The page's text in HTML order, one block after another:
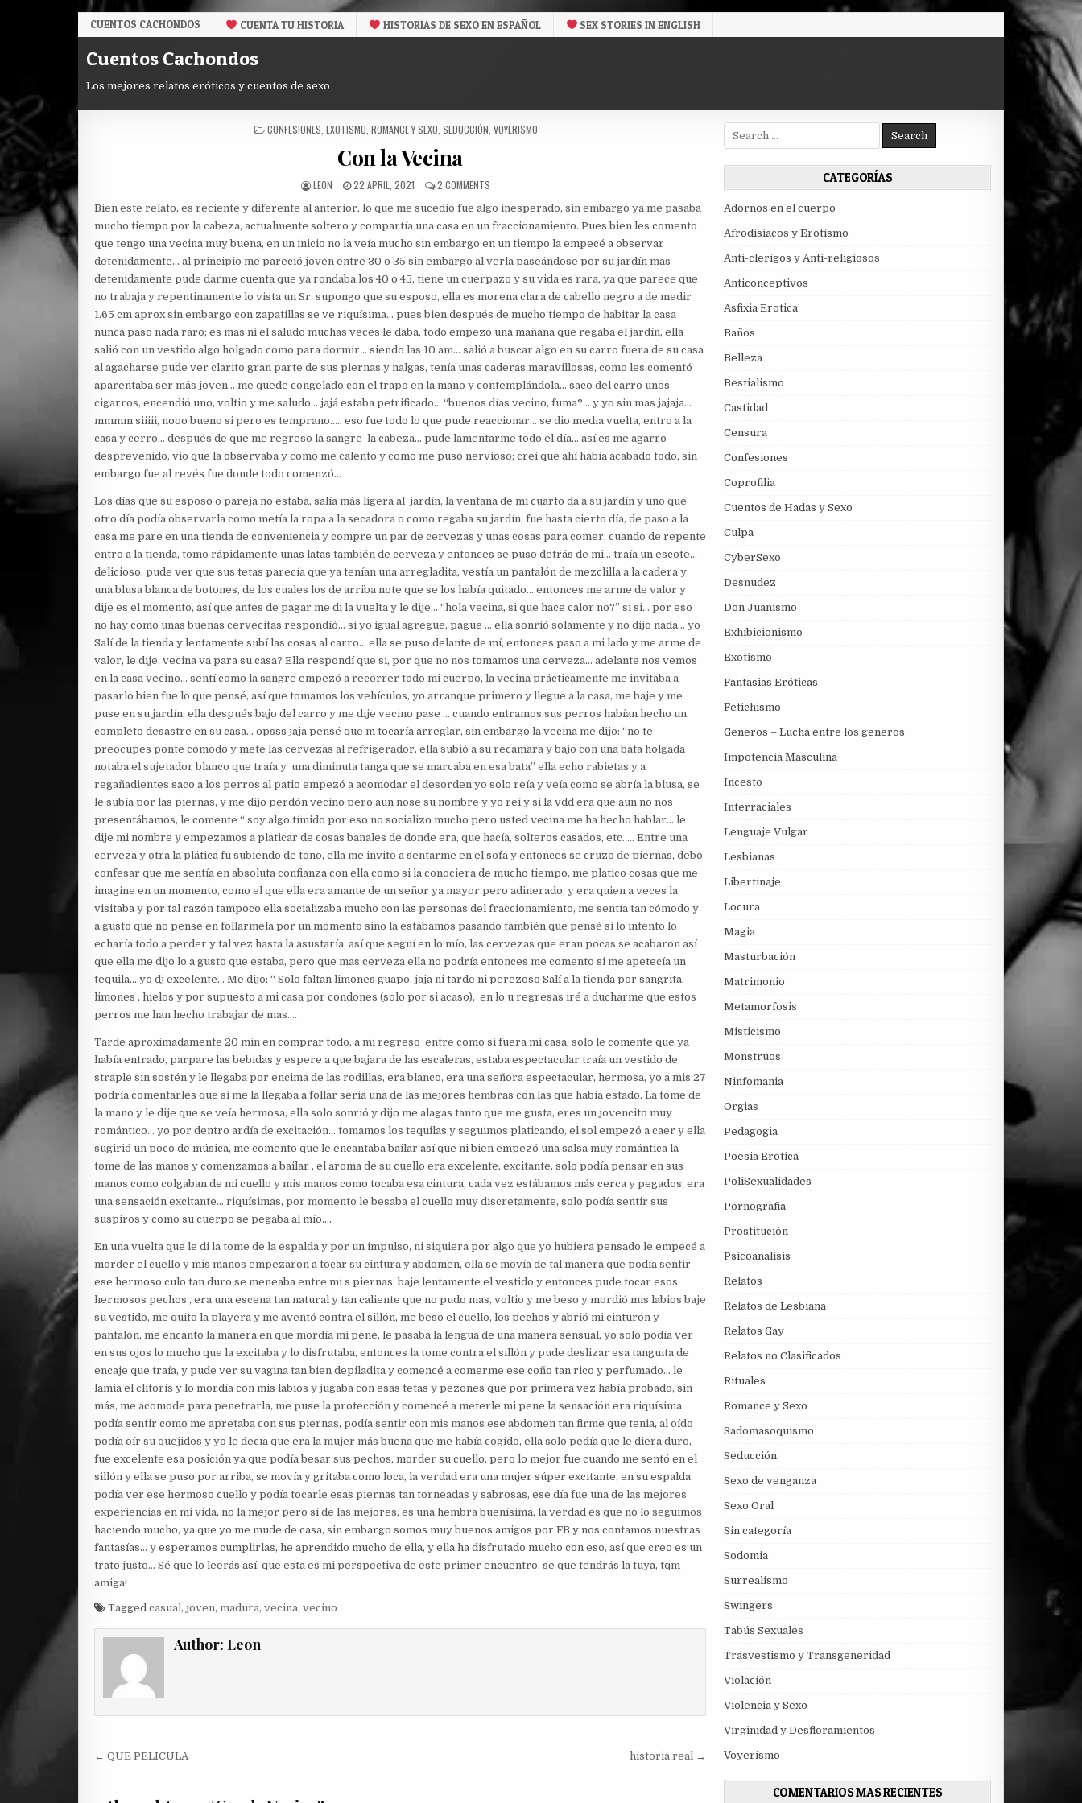
CUENTOS CACHONDOS CUENTA TU HISTORIA HISTORIAS DE SEXO EN ESPAÑOL SEX STORIES IN ENGLISH
Cuentos Cachondos
Los mejores relatos eróticos y cuentos de sexo
POSTED
CONFESIONES EXOTISMO ROMANCE Y SEXO SEDUCCIÓN VOYERISMO
Con la Vecina
AUTHOR:
LEON
PUBLISHED
22 APRIL, 2021 2 COMMENTS
LA
VECINA
Bien este relato, es reciente y diferente al anterior, lo que me sucedió fue algo inesperado, sin embargo ya me pasaba
mucho tiempo por la cabeza, actualmente soltero y compartía una casa en un fraccionamiento. Pues bien les comento
que tengo una vecina muy buena, en un inicio no la veía mucho sin embargo en un tiempo la empecé a observar
detenidamente… al principio me pareció joven entre 30 o 35 sin embargo al verla paseándose por su jardín mas
detenidamente pude darme cuenta que ya rondaba los 40 o 45, tiene un cuerpazo y su vida es rara, ya que parece que
no trabaja y repentinamente lo vista un Sr. supongo que su esposo, ella es morena clara de cabello negro a de medir
1.65 cm aprox sin embargo con zapatillas se ve riquísima… pues bien después de mucho tiempo de habitar la casa
nunca paso nada raro; es mas ni el saludo muchas veces le daba, todo empezó una mañana que regaba el jardín, ella
salió con un vestido algo holgado como para dormir… siendo las 10 am… salió a buscar algo en su carro fuera de su casa
al agacharse pude ver clarito gran parte de sus piernas y nalgas, tenía unas caderas maravillosas, como les comentó
aparentaba ser más joven… me quede congelado con el trapo en la mano y contemplándola… saco del carro unos
cigarros, encendió uno, voltio y me saludo… jajá estaba petrificado… “buenos días vecino, fuma?… y yo sin mas jajaja…
mmmm siiiii, nooo bueno si pero es temprano….. eso fue todo lo que pude reaccionar… se dio media vuelta, entro a la
casa y cerro… después de que me regreso la sangre la cabeza… pude lamentarme todo el día… así es me agarro
desprevenido, vio que la observaba y como me calentó y como me puso nervioso; creí que ahí había acabado todo, sin
embargo fue al revés fue donde todo comenzó…
Los días que su esposo o pareja no estaba, salía más ligera al jardín, la ventana de mi cuarto da a su jardín y uno que
otro día podía observarla como metía la ropa a la secadora o como regaba su jardín, fue hasta cierto día, de paso a la
casa me pare en una tienda de conveniencia y compre un par de cervezas y unas cosas para comer, cuando de repente
entro a la tienda, tomo rápidamente unas latas también de cerveza y entonces se puso detrás de mi… traía un escote…
delicioso, pude ver que sus tetas parecía que ya tenían una arregladita, vestía un pantalón de mezclilla a la cadera y
una blusa blanca de botones, de los cuales los de arriba note que se los había quitado… entonces me arme de valor y
dije es el momento, así que antes de pagar me di la vuelta y le dije… “hola vecina, si que hace calor no?” si si… por eso
no hay como unas buenas cervecitas respondió… si yo igual agregue, pague … ella sonrió solamente y no dijo nada… yo
Salí de la tienda y lentamente subí las cosas al carro… ella se puso delante de mí, entonces paso a mi lado y me arme de
valor, le dije, vecina va para su casa? Ella respondí que si, por que no nos tomamos una cerveza… adelante nos vemos
en la casa vecino… sentí como la sangre empezó a recorrer todo mi cuerpo, la vecina prácticamente me invitaba a
pasarlo bien fue lo que pensé, así que tomamos los vehículos, yo arranque primero y llegue a la casa, me baje y me
puse en su jardín, ella después bajo del carro y me dije vecino pase … cuando entramos sus perros habían hecho un
completo desastre en su casa… opsss jaja pensé que m tocaría arreglar, sin embargo la vecina me dijo: “no te
preocupes ponte cómodo y mete las cervezas al refrigerador, ella subió a su recamara y bajo con una bata holgada
notaba el sujetador blanco que traía y una diminuta tanga que se marcaba en esa bata” ella echo rabietas y a
regañadientes saco a los perros al patio empezó a acomodar el desorden yo solo reía y veía como se abría la blusa, se
le subía por las piernas, y me dijo perdón vecino pero aun nose su nombre y yo reí y si la vdd era que aun no nos
presentábamos, le comente “ soy algo tímido por eso no socializo mucho pero usted vecina me ha hecho hablar… le
dije mi nombre y empezamos a platicar de cosas banales de donde era, que hacía, solteros casados, etc.…. Entre una
cerveza y otra la plática fu subiendo de tono, ella me invito a sentarme en el sofá y entonces se cruzo de piernas, debo
confesar que me sentía en absoluta confianza con ella como si la conociera de mucho tiempo, me platico cosas que me
imagine en un momento, como el que ella era amante de un señor ya mayor pero adinerado, y era quien a veces la
visitaba y por tal razón tampoco ella socializaba mucho con las personas del fraccionamiento, me sentía tan cómodo y
a gusto que no pensé en follarmela por un momento sino la estábamos pasando también que pensé si lo intento lo
echaría todo a perder y tal vez hasta la asustaría, así que seguí en lo mío, las cervezas que eran pocas se acabaron así
que ella me dijo lo a gusto que estaba, pero que mas cerveza ella no podría entonces me comento si me apetecía un
tequila… yo dj excelente… Me dijo: “ Solo faltan limones guapo, jaja ni tarde ni perezoso Salí a la tienda por sangrita,
limones , hielos y por supuesto a mi casa por condones (solo por si acaso), en lo u regresas iré a ducharme que estos
perros me han hecho trabajar de mas….
Tarde aproximadamente 20 min en comprar todo, a mi regreso entre como si fuera mi casa, solo le comente que ya
había entrado, parpare las bebidas y espere a que bajara de las escaleras, estaba espectacular traía un vestido de
straple sin sostén y le llegaba por encima de las rodillas, era blanco, era una señora espectacular, hermosa, yo a mis 27
podría comentarles que si me la llegaba a follar seria una de las mejores hembras con las que había estado. La tome de
la mano y le dije que se veía hermosa, ella solo sonrió y dijo me alagas tanto que me gusta, eres un jovencito muy
romántico… yo por dentro ardía de excitación… tomamos los tequilas y seguimos platicando, el sol empezó a caer y ella
sugirió un poco de música, me comento que le encantaba bailar así que ni bien empezó una salsa muy romántica la
tome de las manos y comenzamos a bailar , el aroma de su cuello era excelente, excitante, solo podía pensar en sus
manos como colgaban de mi cuello y mis manos como tocaba esa cintura, cada vez estábamos más cerca y pegados, era
una sensación excitante… riquísimas, por momento le besaba el cuello muy discretamente, solo podía sentir sus
suspiros y como su cuerpo se pegaba al mío….
En una vuelta que le di la tome de la espalda y por un impulso, ni siquiera por algo que yo hubiera pensado le empecé a
morder el cuello y mis manos empezaron a tocar su cintura y abdomen, ella se movía de tal manera que podía sentir
ese hermoso culo tan duro se meneaba entre mi s piernas, baje lentamente el vestido y entonces pude tocar esos
hermosos pechos , era una escena tan natural y tan caliente que no pudo mas, voltio y me beso y mordió mis labios baje
su vestido, me quito la playera y me aventó contra el sillón, me beso el cuello, los pechos y abrió mi cinturón y
pantalón, me encanto la manera en que mordía mi pene, le pasaba la lengua de una manera sensual, yo solo podía ver
en sus ojos lo mucho que la excitaba y lo disfrutaba, entonces la tome contra el sillón y pude deslizar esa tanguita de
encaje que traía, y pude ver su vagina tan bien depiladita y comencé a comerme ese coño tan rico y perfumado… le
lamia el clítoris y lo mordía con mis labios y jugaba con esas tetas y pezones que por primera vez había probado, sin
más, me acomode para penetrarla, me puse la protección y comencé a meterle mi pene la sensación era riquísima
podía sentir como me apretaba con sus piernas, podía sentir con mis manos ese abdomen tan firme que tenia, al oído
podía oír su quejidos y yo le decía que era la mujer más buena que me había cogido, ella solo pedía que le diera duro,
fue excelente esa posición ya que podía besar sus pechos, morder su cuello, pero lo mejor fue cuando me sentó en el
sillón y ella se puso por arriba, se movía y gritaba como loca, la verdad era una mujer súper excitante, en su espalda
podía ver ese hermoso cuello y podía tocarle esas piernas tan torneadas y sabrosas, ese día fue una de las mejores
experiencias en mi vida, no la mejor pero si de las mejores, es una hembra buenísima, la verdad es que no lo seguimos
haciendo mucho, ya que yo me mude de casa, sin embargo somos muy buenos amigos por FB y nos contamos nuestras
fantasías… y esperamos cumplirlas, he aprendido mucho de ella, y ella ha disfrutado mucho con eso, así que creo es un
trato justo… Sé que lo leerás así, que esta es mi perspectiva de este primer encuentro, se que tendrás la tuya, tqm
amiga!
Tagged casual , joven, madura, vecina, vecino
Author:Leon
Post
← QUE PELICULA historia real →
CATEGORÍAS
Adornos en el cuerpo
Afrodisiacos y Erotismo
Anti-clerigos y Anti-religiosos
Anticonceptivos
Asfixia Erotica
Baños
Belleza
Bestialismo
Castidad
Censura
Confesiones
Coprofilia
Cuentos de Hadas y Sexo
Culpa
CyberSexo
Desnudez
Don Juanismo
Exhibicionismo
Exotismo
Fantasias Eróticas
Fetichismo
Generos – Lucha entre los generos
Impotencia Masculina
Incesto
Interraciales
Lenguaje Vulgar
Lesbianas
Libertinaje
Locura
Magia
Masturbación
Matrimonio
Metamorfosis
Misticismo
Monstruos
Ninfomania
Orgias
Pedagogia
Poesia Erotica
PoliSexualidades
Pornografia
Prostitución
Psicoanalisis
Relatos
Relatos de Lesbiana
Relatos Gay
Relatos no Clasificados
Rituales
Romance y Sexo
Sadomasoquismo
Seducción
Sexo de venganza
Sexo Oral
Sin categoría
Sodomia
Surrealismo
Swingers
Tabús Sexuales
Trasvestismo y Transgeneridad
Violación
Violencia y Sexo
Virginidad y Desfloramientos
Voyerismo
COMENTARIOS MAS RECIENTES